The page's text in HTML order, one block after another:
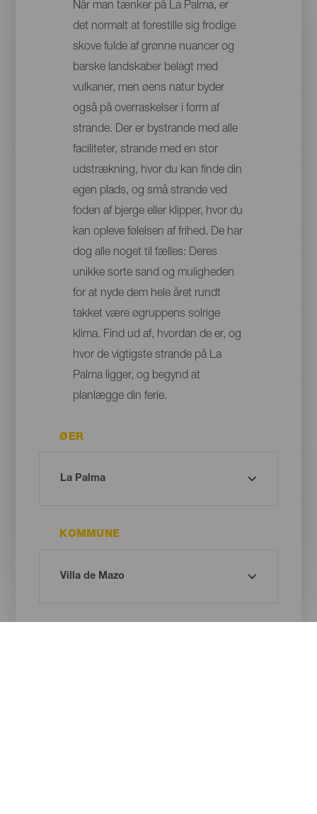
Når man tænker på La Palma, er
det normalt at forestille sig frodige
skove fulde af grønne nuancer og
barske landskaber belagt med
vulkaner, men øens natur byder
også på overraskelser i form af
strande. Der er bystrande med alle
faciliteter, strande med en stor
udstrækning, hvor du kan finde din
egen plads, og små strande ved
foden af bjerge eller klipper, hvor du
kan opleve følelsen af frihed. De har
dog alle noget til fælles: Deres
unikke sorte sand og muligheden
for at nyde dem hele året rundt
takket være øgruppens solrige
klima. Find ud af, hvordan de er, og
hvor de vigtigste strande på La
Palma ligger, og begynd at
planlægge din ferie.
ØER
KOMMUNE